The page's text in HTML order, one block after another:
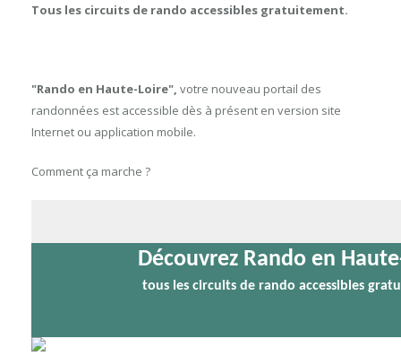
Tous les circuits de rando accessibles gratuitement.
"Rando en Haute-Loire", votre nouveau portail des
randonnées est accessible dès à présent en version site
Internet ou application mobile.
Comment ça marche ?
Découvrez Rando en
tous les circuits de rando accessibles